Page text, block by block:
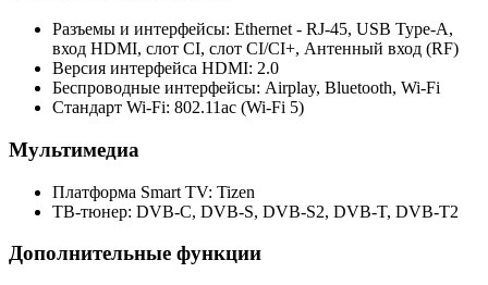
Разъемы и интерфейсы: Ethernet - RJ-45, USB Type-A,
вход HDMI, слот CI, слот CI/CI+, Антенный вход (RF)
Версия интерфейса HDMI: 2.0
Беспроводные интерфейсы: Airplay, Bluetooth, Wi-Fi
Стандарт Wi-Fi: 802.11ac (Wi-Fi 5)
Мультимедиа
Платформа Smart TV: Tizen
ТВ-тюнер: DVB-C, DVB-S, DVB-S2, DVB-T, DVB-T2
Дополнительные функции